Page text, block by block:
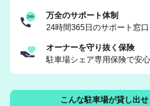
万全のサポート体制
24時間365日のサポート窓口
オーナーを守り抜く保険
駐車場シェア専用保険で安心
こんな駐車場が貸し出